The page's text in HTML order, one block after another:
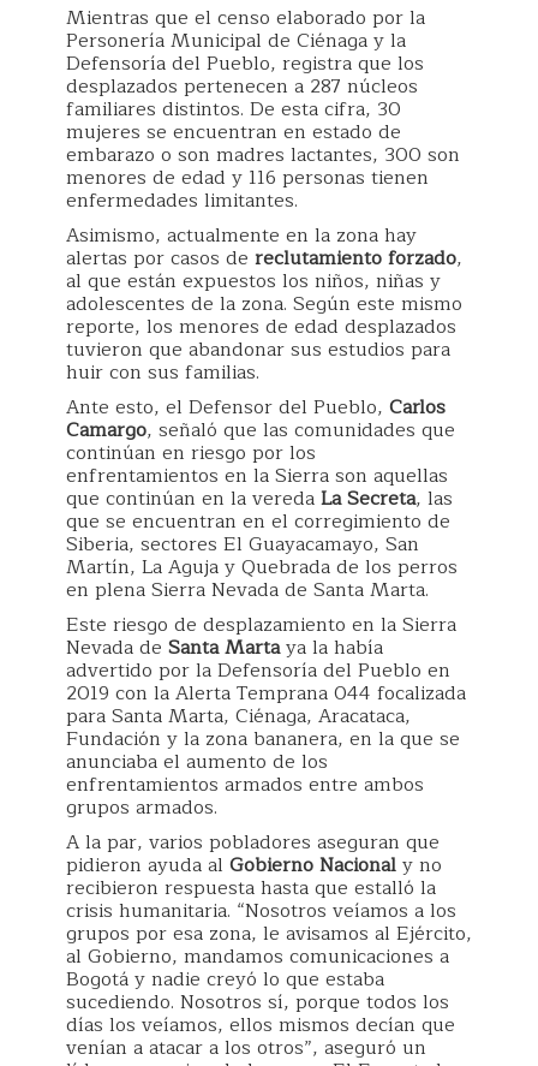
Mientras que el censo elaborado por la
Personería Municipal de Ciénaga y la
Defensoría del Pueblo, registra que los
desplazados pertenecen a 287 núcleos
familiares distintos. De esta cifra, 30
mujeres se encuentran en estado de
embarazo o son madres lactantes, 300 son
menores de edad y 116 personas tienen
enfermedades limitantes.
Asimismo, actualmente en la zona hay
alertas por casos de reclutamiento forzado,
al que están expuestos los niños, niñas y
adolescentes de la zona. Según este mismo
reporte, los menores de edad desplazados
tuvieron que abandonar sus estudios para
huir con sus familias.
Ante esto, el Defensor del Pueblo, Carlos
Camargo, señaló que las comunidades que
continúan en riesgo por los
enfrentamientos en la Sierra son aquellas
que continúan en la veredaLa Secreta, las
que se encuentran en el corregimiento de
Siberia, sectores El Guayacamayo, San
Martín, La Aguja y Quebrada de los perros
en plena Sierra Nevada de Santa Marta.
Este riesgo de desplazamiento en la Sierra
Nevada de Santa Martaya la había
advertido por la Defensoría del Pueblo en
2019 con la Alerta Temprana 044 focalizada
para Santa Marta, Ciénaga, Aracataca,
Fundación y la zona bananera, en la que se
anunciaba el aumento de los
enfrentamientos armados entre ambos
grupos armados.
A la par, varios pobladores aseguran que
pidieron ayuda al Gobierno Nacionaly no
recibieron respuesta hasta que estalló la
crisis humanitaria. “Nosotros veíamos a los
grupos por esa zona, le avisamos al Ejército,
al Gobierno, mandamos comunicaciones a
Bogotá y nadie creyó lo que estaba
sucediendo. Nosotros sí, porque todos los
días los veíamos, ellos mismos decían que
venían a atacar a los otros”, aseguró un